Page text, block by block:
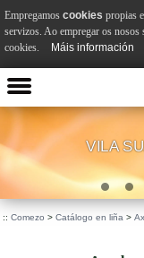
VILA
:: Comezo > Catálogo en liña >
Empregamos cookies propias
servizos. Ao empregar os nosos
cookies.
Máis información